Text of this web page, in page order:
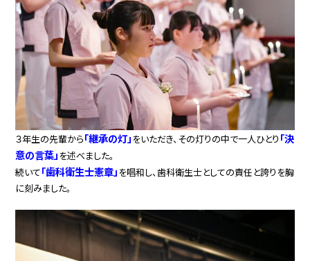
３年生の先輩から「継承の灯」をいただき、その灯りの中で一人ひとり 「決
意の言葉」を述べました。
続いて「歯科衛生士憲章」を唱和し、歯科衛生士としての責任と誇りを胸
に刻みました。